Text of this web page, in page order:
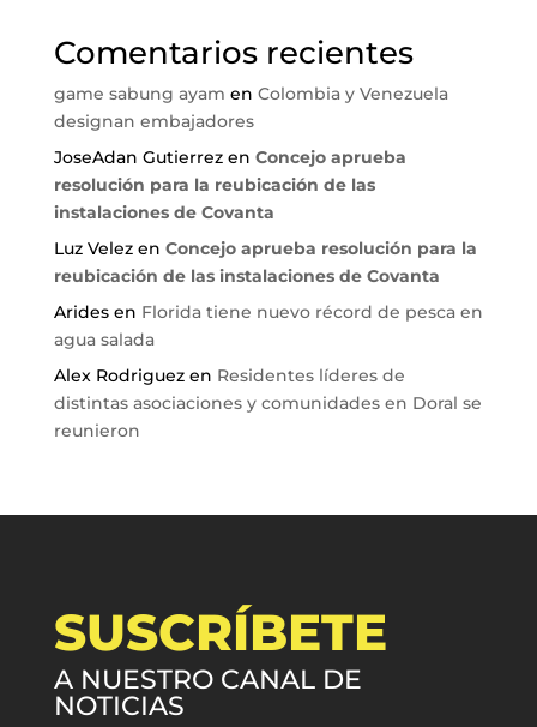
Comentarios recientes
game sabung ayam en Colombia y Venezuela
designan embajadores
JoseAdan Gutierrezen Concejo aprueba
resolución para la reubicación de las
instalaciones de Covanta
Luz Velezen Concejo aprueba resolución para la
reubicación de las instalaciones de Covanta
Aridesen Florida tiene nuevo récord de pesca en
agua salada
Alex Rodriguezen Residentes líderes de
distintas asociaciones y comunidades en Doral se
reunieron
SUSCRÍBETE
A NUESTRO CANAL DE
NOTICIAS